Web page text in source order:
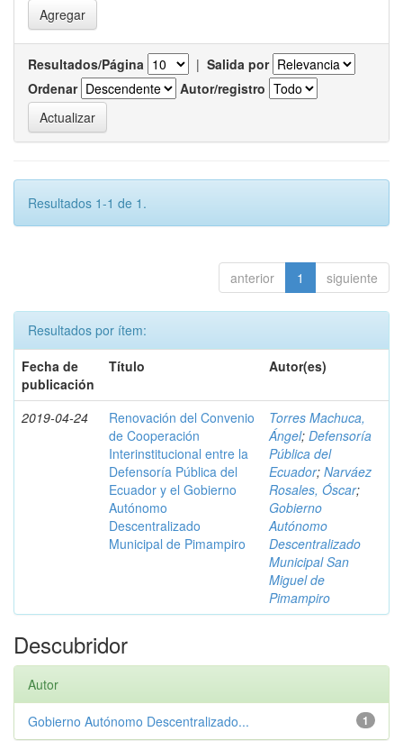
Resultados/Página | Salida por
Ordenar
Autor/registro
Resultados 1-1 de 1.
anterior 1 siguiente
Resultados por ítem:
Fecha de
publicación
Título Autor(es)
2019-04-24
Renovación del Convenio
de Cooperación
Interinstitucional entre la
Defensoría Pública del
Ecuador y el Gobierno
Autónomo
Descentralizado
Municipal de Pimampiro
Torres Machuca,
Ángel; Defensoría
Pública del
Ecuador; Narváez
Rosales, Óscar;
Gobierno
Autónomo
Descentralizado
Municipal San
Miguel de
Pimampiro
Descubridor
Autor
1
Gobierno Autónomo Descentralizado...